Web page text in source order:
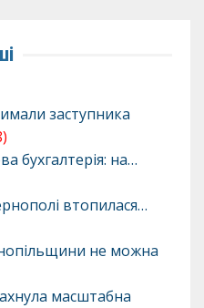
заступника
бухгалтерія: на…
втопилася…
не можна
масштабна